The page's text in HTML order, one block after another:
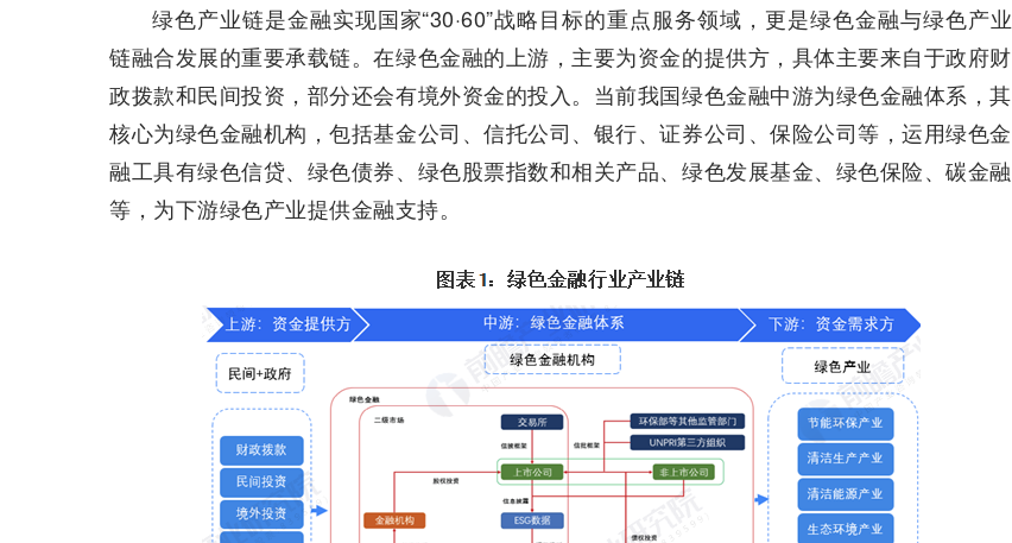
绿色产业链是金融实现国家“30·60”战略目标的重点服务领域，更是绿色金融与绿色产业
链融合发展的重要承载链。在绿色金融的上游，主要为资金的提供方，具体主要来自于政府财
政拨款和民间投资，部分还会有境外资金的投入。当前我国绿色金融中游为绿色金融体系，其
核心为绿色金融机构，包括基金公司、信托公司、银行、证券公司、保险公司等，运用绿色金
融工具有绿色信贷、绿色债券、绿色股票指数和相关产品、绿色发展基金、绿色保险、碳金融
等，为下游绿色产业提供金融支持。